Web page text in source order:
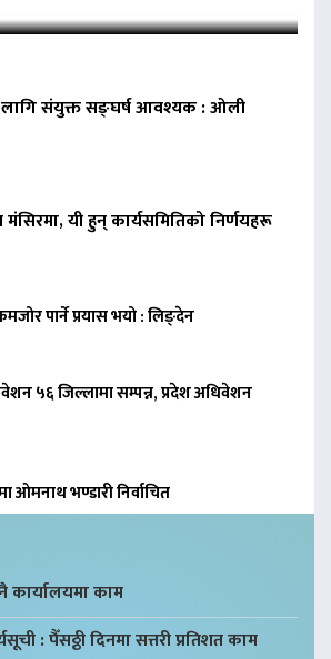
लागि संयुक्त सङ्घर्ष आवश्यक : ओली
मंसिरमा, यी हुन् कार्यसमितिको निर्णयहरू
कमजोर पार्ने प्रयास भयो : लिङ्देन
५६ जिल्लामा सम्पन्न, प्रदेश अधिवेशन
ओमनाथ भण्डारी निर्वाचित
कार्यालयमा काम
: पैँसठ्ठी दिनमा सत्तरी प्रतिशत काम